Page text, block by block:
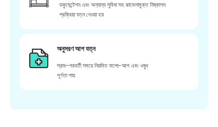
ডকুমেন্টেশন এবং অন্যান্য সুবিধা সহ ঝামেলামুক্ত নিষ্কাশন
প্রক্রিয়া যত্ন নেওয়া হয়
অনুসরণ আপ যত্ন
স্রাব-পরবর্তী সময়ে নিয়মিত ফলো-আপ এবং ওষুধ
পূর্ণতা পায়